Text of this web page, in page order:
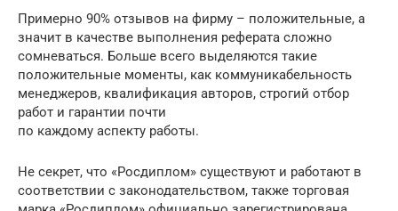
Примерно 90% отзывов на фирму – положительные, а
значит в качестве выполнения реферата сложно
сомневаться. Больше всего выделяются такие
положительные моменты, как коммуникабельность
менеджеров, квалификация авторов, строгий отбор
работ и гарантии почти
по каждому аспекту работы.
Не секрет, что «Росдиплом» существуют и работают в
соответствии с законодательством, также торговая